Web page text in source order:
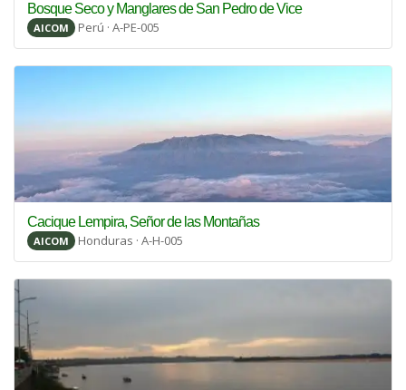
Bosque Seco y Manglares de San Pedro de Vice
AICOM Perú · A-PE-005
Cacique Lempira, Señor de las Montañas
AICOM Honduras · A-H-005